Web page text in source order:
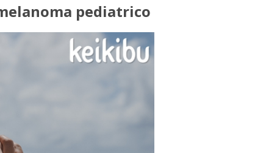
pediatrico